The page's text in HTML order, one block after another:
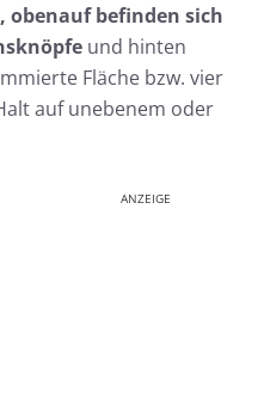
befinden sich
und hinten
Fläche bzw. vier
auf unebenem oder
ANZEIGE